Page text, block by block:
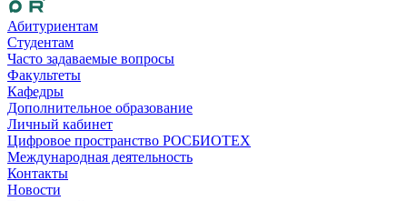
Абитуриентам
Студентам
Часто задаваемые вопросы
Факультеты
Кафедры
Дополнительное образование
Личный кабинет
Цифровое пространство РОСБИОТЕХ
Международная деятельность
Контакты
Новости